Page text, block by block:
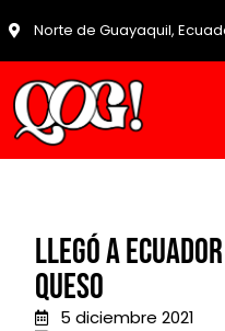
Norte de Guayaquil,
Llegó a
queso
5 diciembre 2021